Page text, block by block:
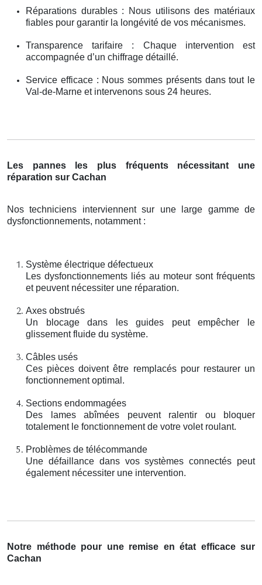
Réparations durables : Nous utilisons des matériaux
fiables pour garantir la longévité de vos mécanismes.
Transparence tarifaire : Chaque intervention est
accompagnée d’un chiffrage détaillé.
Service efficace : Nous sommes présents dans tout le
Val-de-Marne et intervenons sous 24 heures.
Les pannes les plus fréquents nécessitant une
réparation sur Cachan
Nos techniciens interviennent sur une large gamme de
dysfonctionnements, notamment :
Système électrique défectueux
Les dysfonctionnements liés au moteur sont fréquents
et peuvent nécessiter une réparation.
Axes obstrués
Un blocage dans les guides peut empêcher le
glissement fluide du système.
Câbles usés
Ces pièces doivent être remplacés pour restaurer un
fonctionnement optimal.
Sections endommagées
Des lames abîmées peuvent ralentir ou bloquer
totalement le fonctionnement de votre volet roulant.
Problèmes de télécommande
Une défaillance dans vos systèmes connectés peut
également nécessiter une intervention.
Notre méthode pour une remise en état efficace sur
Cachan